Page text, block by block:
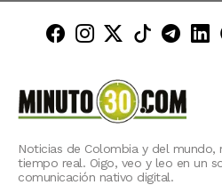
Minuto30 en
Minuto30 en
Minuto30
Noticias de Colombia y del mundo,
tiempo real. Oigo, veo y leo en un
comunicación nativo digital.